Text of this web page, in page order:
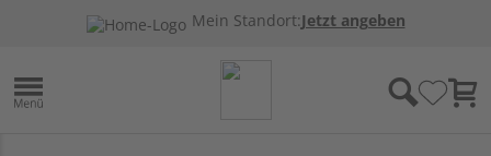
Mein Standort:Jetzt angeben